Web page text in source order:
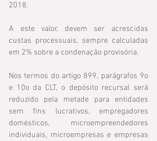
2018.
A este valor, devem ser acrescidas
custas processuais, sempre calculadas
em 2% sobre a condenação provisória.
Nos termos do artigo 899, parágrafos 9o
e 10o da CLT, o depósito recursal será
reduzido pela metade para entidades
sem fins lucrativos, empregadores
domésticos, microempreendedores
individuais, microempresas e empresas